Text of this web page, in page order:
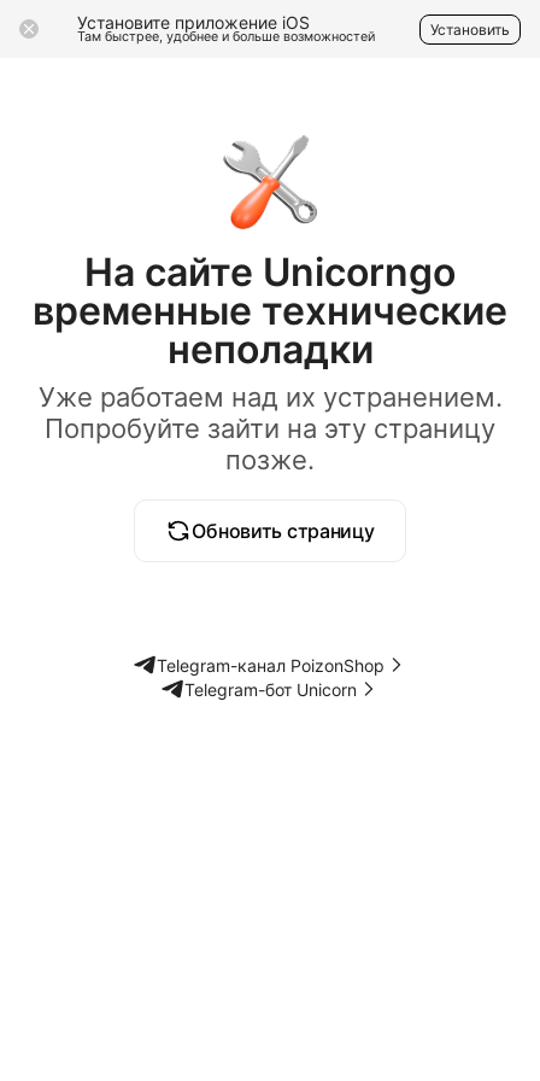
Установите приложение iOS
Там быстрее, удобнее и больше возможностей Установить
На сайте Unicorngo
временные технические
неполадки
Уже работаем над их устранением.
Попробуйте зайти на эту страницу
позже.
Обновить страницу
Telegram-канал PoizonShop
Telegram-бот Unicorn